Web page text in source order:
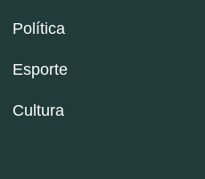
Política
Esporte
Cultura